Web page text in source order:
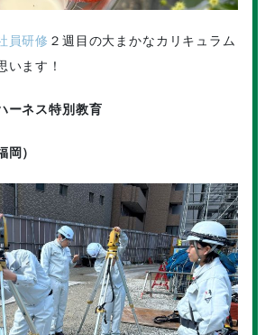
員研修 ２週目の大まかなカリキュラム
います！
ーネス特別教育
）